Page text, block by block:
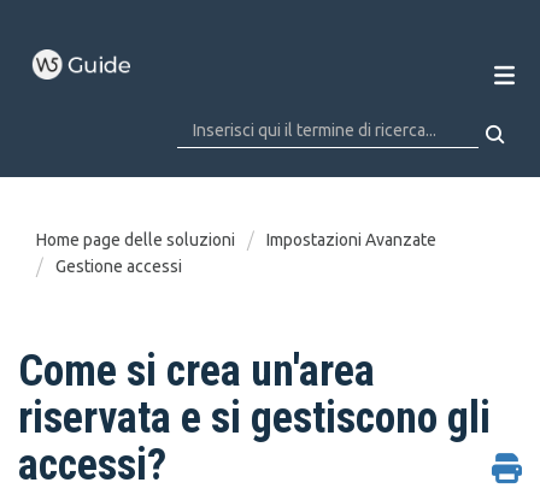
Home page delle soluzioni
Impostazioni Avanzate
Gestione accessi
Come si crea un'area
riservata e si gestiscono gli
accessi?